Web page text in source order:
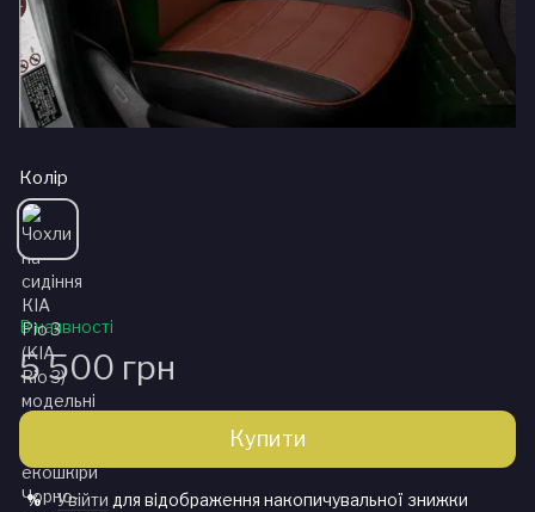
Колір
В наявності
5 500 грн
Купити
% Увійти для відображення накопичувальної знижки